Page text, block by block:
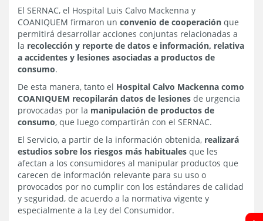
El SERNAC, el Hospital Luis Calvo Mackenna y
COANIQUEM firmaron un convenio de cooperación que
permitirá desarrollar acciones conjuntas relacionadas a
la recolección y reporte de datos e información, relativa
a accidentes y lesiones asociadas a productos de
consumo.
De esta manera, tanto el Hospital Calvo Mackenna como
COANIQUEM recopilarán datos de lesiones de urgencia
provocadas por la manipulación de productos de
consumo, que luego compartirán con el SERNAC.
El Servicio, a partir de la información obtenida, realizará
estudios sobre los riesgos más habituales que les
afectan a los consumidores al manipular productos que
carecen de información relevante para su uso o
provocados por no cumplir con los estándares de calidad
y seguridad, de acuerdo a la normativa vigente y
especialmente a la Ley del Consumidor.